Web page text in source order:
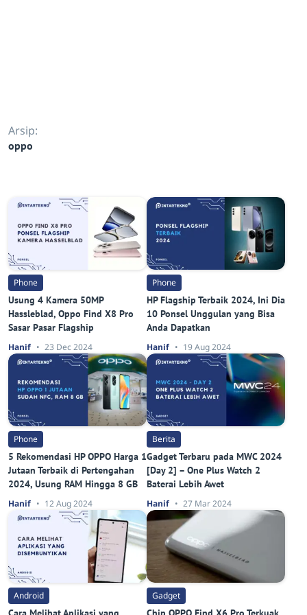
Arsip:
oppo
Phone
Usung 4 Kamera 50MP
Hassleblad, Oppo Find X8 Pro
Sasar Pasar Flagship
Hanif 23 Dec 2024
Phone
HP Flagship Terbaik 2024, Ini Dia
10 Ponsel Unggulan yang Bisa
Anda Dapatkan
Hanif 19 Aug 2024
Phone
5 Rekomendasi HP OPPO Harga 1
Jutaan Terbaik di Pertengahan
2024, Usung RAM Hingga 8 GB
Hanif 12 Aug 2024
Berita
Gadget Terbaru pada MWC 2024
[Day 2] – One Plus Watch 2
Baterai Lebih Awet
Hanif 27 Mar 2024
Android Gadget